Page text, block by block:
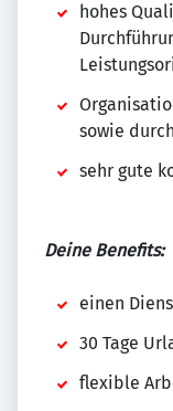
hohes
sowie
sehr gute
Deine Benefits:
einen
30 Tage
flexible